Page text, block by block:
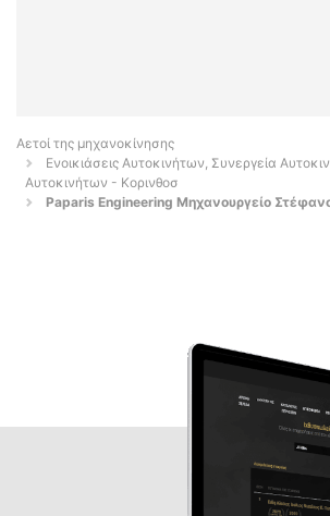
Αετοί της μηχανοκίνησης
Ενοικιάσεις Αυτοκινήτων, Συνεργεία
Αυτοκινήτων - Κορινθοσ
Paparis Engineering Μηχανουργείο